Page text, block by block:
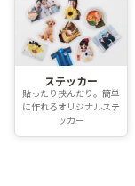
ステッカー
貼ったり挟んだり。簡単
に作れるオリジナルステ
ッカー